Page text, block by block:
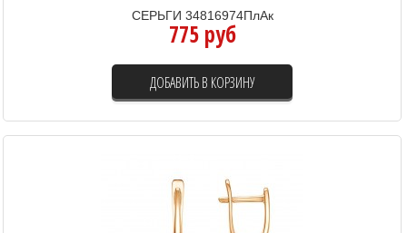
СЕРЬГИ 34816974ПлАк
775 руб
ДОБАВИТЬ В КОРЗИНУ